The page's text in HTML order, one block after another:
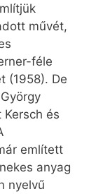
művét,
féle
(1958). De
és
említett
anyag
nyelvű